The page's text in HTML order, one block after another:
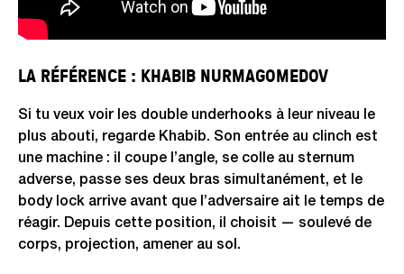
LA RÉFÉRENCE : KHABIB NURMAGOMEDOV
Si tu veux voir les double underhooks à leur niveau le
plus abouti, regarde Khabib. Son entrée au clinch est
une machine : il coupe l’angle, se colle au sternum
adverse, passe ses deux bras simultanément, et le
body lock arrive avant que l’adversaire ait le temps de
réagir. Depuis cette position, il choisit — soulevé de
corps, projection, amener au sol.